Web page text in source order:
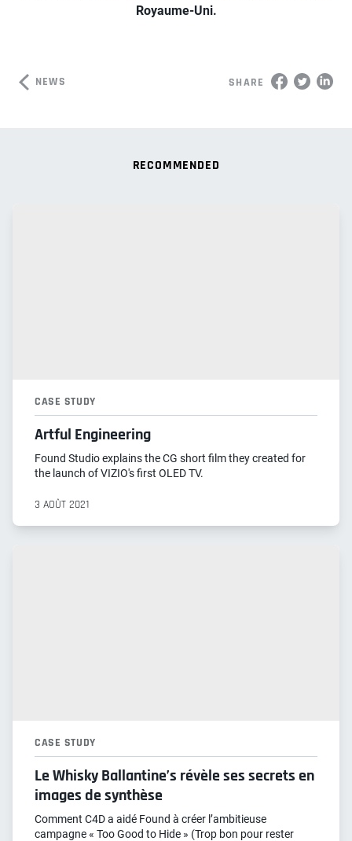
Royaume-Uni.
NEWS SHARE
RECOMMENDED
CASE STUDY
Artful Engineering
Found Studio explains the CG short film they created for
the launch of VIZIO's first OLED TV.
3 AOÛT 2021
CASE STUDY
Le Whisky Ballantine’s révèle ses secrets en
images de synthèse
Comment C4D a aidé Found à créer l’ambitieuse
campagne « Too Good to Hide » (Trop bon pour rester